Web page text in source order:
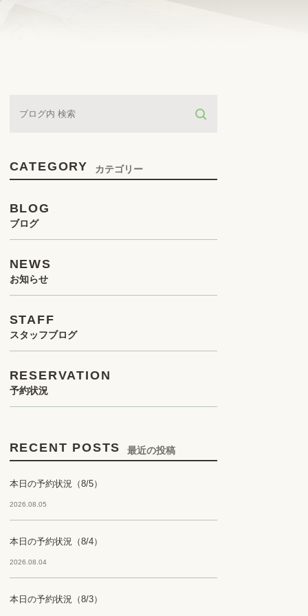
CATEGORY カテゴリー
BLOG
ブログ
NEWS
お知らせ
STAFF
スタッフブログ
RESERVATION
予約状況
RECENT POSTS 最近の投稿
本日の予約状況（8/5）
2026.08.05
本日の予約状況（8/4）
2026.08.04
本日の予約状況（8/3）